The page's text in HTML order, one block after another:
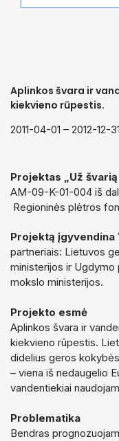
Aplinkos švara ir
kiekvieno rūpestis.
2011-04-01 – 2012-12-31
Projektas „Už
AM-09-K-01-004 iš
Regioninės plėtros
Projektą įgyvendina
partneriais: Lietuvos
ministerijos ir
mokslo ministerijos.
Projekto esmė
Aplinkos švara ir
kiekvieno rūpestis.
didelius geros
– viena iš nedaugelio
vandentiekiai
Problematika
Bendras